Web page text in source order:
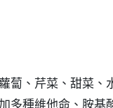
蔔、芹菜、甜菜、
多種維他命、胺基